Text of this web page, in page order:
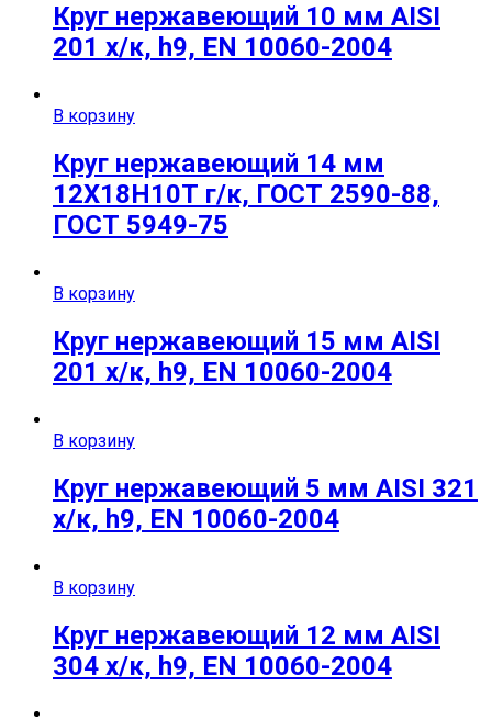
Круг нержавеющий 10 мм AISI
201 х/к, h9, EN 10060-2004
В корзину
Круг нержавеющий 14 мм
12Х18Н10Т г/к, ГОСТ 2590-88,
ГОСТ 5949-75
В корзину
Круг нержавеющий 15 мм AISI
201 х/к, h9, EN 10060-2004
В корзину
Круг нержавеющий 5 мм AISI 321
х/к, h9, EN 10060-2004
В корзину
Круг нержавеющий 12 мм AISI
304 х/к, h9, EN 10060-2004